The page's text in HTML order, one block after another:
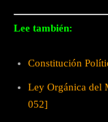
Lee también:
Constitución
Ley Orgánica del
052]